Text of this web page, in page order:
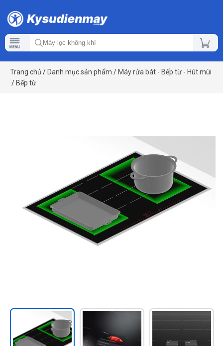
Trang chủ / Danh mục sản phẩm / Máy rửa bát - Bếp từ - Hút mùi
/ Bếp từ